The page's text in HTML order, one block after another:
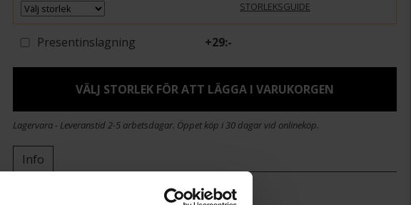
STORLEKSGUIDE
Presentinslagning +29:-
VÄLJ STORLEK FÖR ATT LÄGGA I VARUKORGEN
Lagervara - Leveranstid 2-5 arbetsdagar. Öppet köp i 30 dagar vid onlineköp.
Info
4